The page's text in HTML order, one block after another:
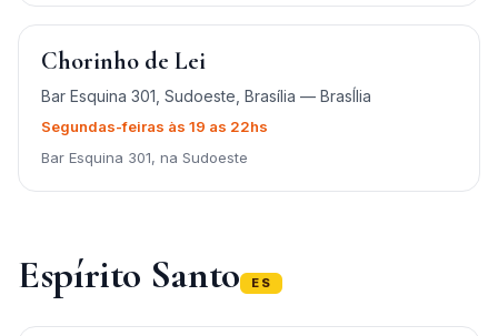
Chorinho de Lei
Bar Esquina 301, Sudoeste, Brasília — BrasÍlia
Segundas-feiras às 19 as 22hs
Bar Esquina 301, na Sudoeste
Espírito Santo ES